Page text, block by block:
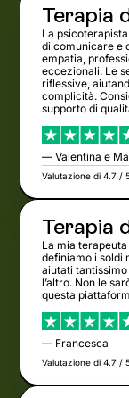
Terapia
La
di comunicare e
empatia,
eccezionali. Le
riflessive,
complicità.
supporto di
— Valentina e
Valutazione di 4.7 /
Terapia
La mia
definiamo i soldi
aiutati tantissimo
l’altro. Non le
questa
— Francesca
Valutazione di 4.7 /